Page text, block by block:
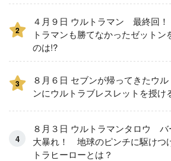
2
４月９日 ウルトラマン 最終回
トラマンも勝てなかったゼットン
のは!?
3
８月６日 セブンが帰ってきたウル
ンにウルトラブレスレットを授け
８月３日 ウルトラマンタロウ バ
大暴れ！ 地球のピンチに駆けつ
トラヒーローとは？